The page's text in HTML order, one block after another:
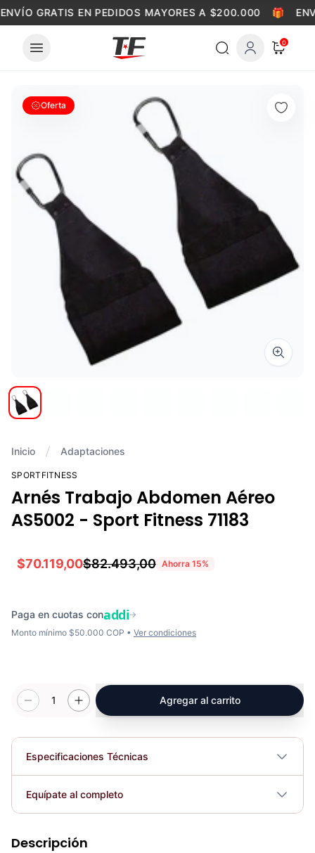
Skip to contentGRATIS EN PEDIDOS MAYORES A $200.000 🎁
0
Oferta
Zoom
Inicio Adaptaciones
SPORTFITNESS
Arnés Trabajo Abdomen Aéreo
AS5002 - Sport Fitness 71183
$70.119,00$82.493,00 Ahorra 15%
Paga en cuotas conaddi→
Monto mínimo $50.000 COP • Ver condiciones
1 Agregar al carrito
Especificaciones Técnicas
Plegable No
Equípate al completo
Descripción